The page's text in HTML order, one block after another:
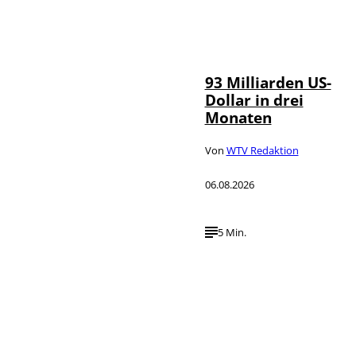
93 Milliarden US-
Dollar in drei
Monaten
Von WTV Redaktion
06.08.2026
5 Min.